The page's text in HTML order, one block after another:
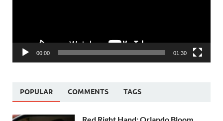
00:00 01:30
POPULAR COMMENTS TAGS